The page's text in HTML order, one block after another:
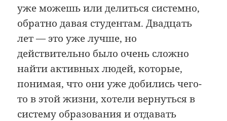
уже можешь или делиться системно,
обратно давая студентам. Двадцать
лет — это уже лучше, но
действительно было очень сложно
найти активных людей, которые,
понимая, что они уже добились чего-
то в этой жизни, хотели вернуться в
систему образования и отдавать